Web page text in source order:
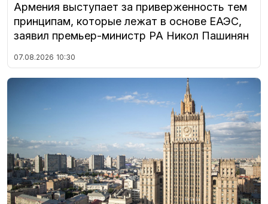
Армения выступает за приверженность тем
принципам, которые лежат в основе ЕАЭС,
заявил премьер-министр РА Никол Пашинян
07.08.2026 10:30